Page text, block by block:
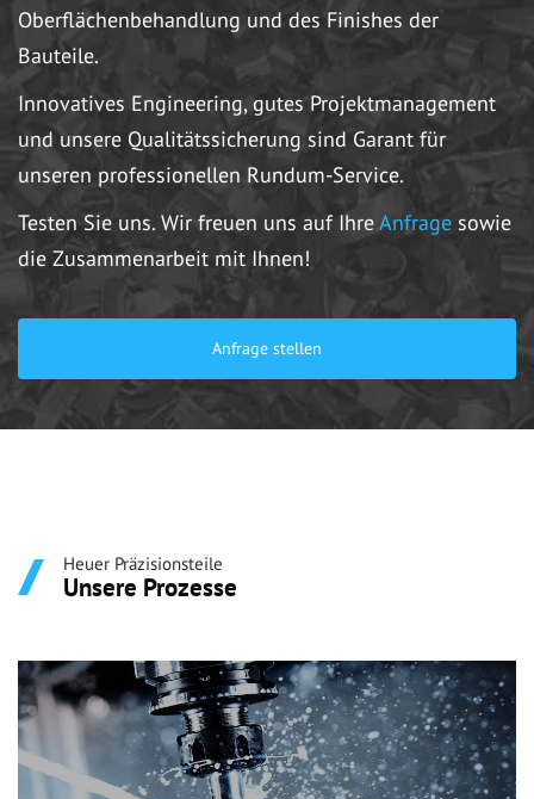
Oberflächenbehandlung und des Finishes der
Bauteile.
Innovatives Engineering, gutes Projektmanagement
und unsere Qualitätssicherung sind Garant für
unseren professionellen Rundum-Service.
Testen Sie uns. Wir freuen uns auf IhreAnfrage sowie
die Zusammenarbeit mit Ihnen!
Anfrage stellen
Heuer Präzisionsteile
Unsere Prozesse